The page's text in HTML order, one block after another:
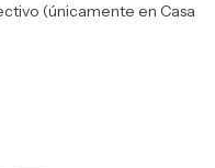
(únicamente en Casa